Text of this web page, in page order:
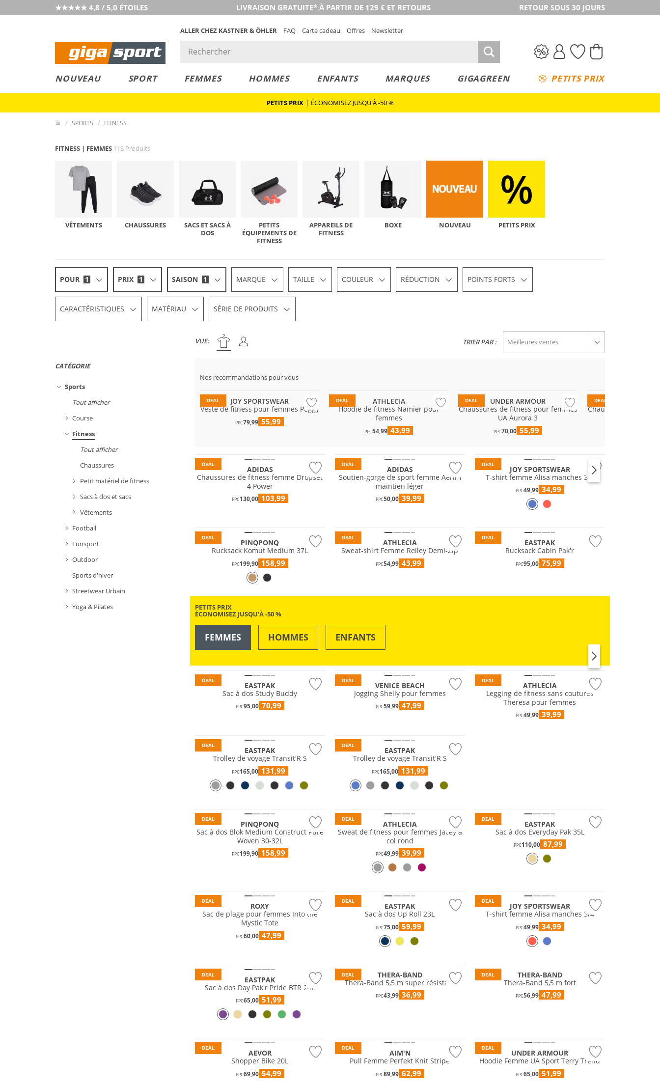
★★★★★ 4,8 / 5,0 ÉTOILES LIVRAISON GRATUITE* À PARTIR DE 129 € ET RETOURS RETOUR SOUS 30 JOURS
ALLER CHEZ KASTNER & ÖHLER FAQ Carte cadeau Offres Newsletter
NOUVEAU SPORT FEMMES HOMMES ENFANTS MARQUES GIGAGREEN PETITS PRIX
PETITS PRIX | ÉCONOMISEZ JUSQU'À -50 %
SPORTS FITNESS
FITNESS | FEMMES 113 Produits
VÊTEMENTS CHAUSSURES
SACS ET SACS À
DOS
PETITS
ÉQUIPEMENTS DE
FITNESS
APPAREILS DE
FITNESS
BOXE NOUVEAU PETITS PRIX
POUR 1 PRIX 1 SAISON 1 MARQUE TAILLE COULEUR RÉDUCTION POINTS FORTS
CARACTÉRISTIQUES MATÉRIAU SÉRIE DE PRODUITS
VUE: TRIER PAR :
CATÉGORIE
Sports
Tout afficher
Course
Fitness
Tout afficher
Chaussures
Petit matériel de fitness
Sacs à dos et sacs
Vêtements
Football
Funsport
Outdoor
Sports d'hiver
Streetwear Urbain
Yoga & Pilates
Nos recommandations pour vous
DEAL
Grandes tailles
JOY SPORTSWEAR
Veste de fitness pour femmes Peggy
PPC79,99 55,99
DEAL
ATHLECIA
Hoodie de fitness Namier pour
femmes
PPC54,99 43,99
DEAL
UNDER ARMOUR
Chaussures de fitness pour femmes
UA Aurora 3
PPC70,00 55,99
DEAL
Chaussures de
DEAL
ADIDAS
Chaussures de fitness femme Dropset
4 Power
PPC130,00 103,99
DEAL
ADIDAS
Soutien-gorge de sport femme Aerim
maintien léger
PPC50,00 39,99
DEAL
JOY SPORTSWEAR
T-shirt femme Alisa manches 3/4
PPC49,99 34,99
DEAL
PINQPONQ
Rucksack Komut Medium 37L
PPC199,90 158,99
DEAL
ATHLECIA
Sweat-shirt Femme Reiley Demi-Zip
PPC54,99 43,99
DEAL
EASTPAK
Rucksack Cabin Pak'r
PPC95,00 75,99
PETITS PRIX
ÉCONOMISEZ JUSQU'À -50 %
FEMMES HOMMES ENFANTS
DEAL
EASTPAK
Sac à dos Study Buddy
PPC95,00 70,99
DEAL
VENICE BEACH
Jogging Shelly pour femmes
PPC59,99 47,99
DEAL
ATHLECIA
Legging de fitness sans coutures
Theresa pour femmes
PPC49,99 39,99
DEAL
EASTPAK
Trolley de voyage Transit'R S
PPC165,00 131,99
DEAL
EASTPAK
Trolley de voyage Transit'R S
PPC165,00 131,99
DEAL
PINQPONQ
Sac à dos Blok Medium Construct Pure
Woven 30-32L
PPC199,90 158,99
DEAL
ATHLECIA
Sweat de fitness pour femmes Jacey à
col rond
PPC49,99 39,99
DEAL
EASTPAK
Sac à dos Everyday Pak 35L
PPC110,00 87,99
DEAL
ROXY
Sac de plage pour femmes Into the
Mystic Tote
PPC60,00 47,99
DEAL
EASTPAK
Sac à dos Up Roll 23L
PPC75,00 59,99
DEAL
JOY SPORTSWEAR
T-shirt femme Alisa manches 3/4
PPC49,99 34,99
DEAL
EASTPAK
Sac à dos Day Pak'r Pride BTR 24L
PPC65,00 51,99
DEAL
THERA-BAND
Thera-Band 5,5 m super résistant
PPC43,99 36,99
DEAL
THERA-BAND
Thera-Band 5,5 m fort
PPC56,99 47,99
DEAL
AEVOR
Shopper Bike 20L
PPC69,90 54,99
DEAL
AIM'N
Pull Femme Perfekt Knit Stripe
PPC89,99 62,99
DEAL
UNDER ARMOUR
Hoodie Femme UA Sport Terry Trend
PPC65,00 51,99